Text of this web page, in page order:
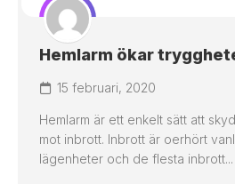
Hemlarm ökar
15 februari, 2020
Hemlarm är ett enkelt sätt att
mot inbrott. Inbrott är oerhört
lägenheter och de flesta inbrott...